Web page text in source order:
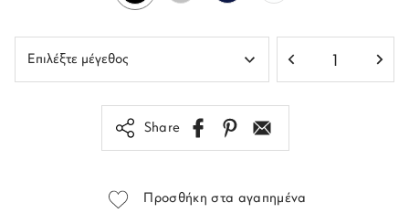
Share
Προσθήκη στα αγαπημένα